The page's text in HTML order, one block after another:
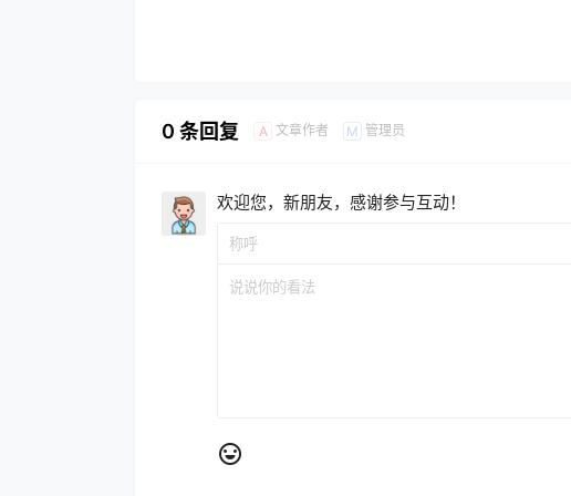
0 条回复 A 文章作者 M 管理员
欢迎您，新朋友，感谢参与互动！